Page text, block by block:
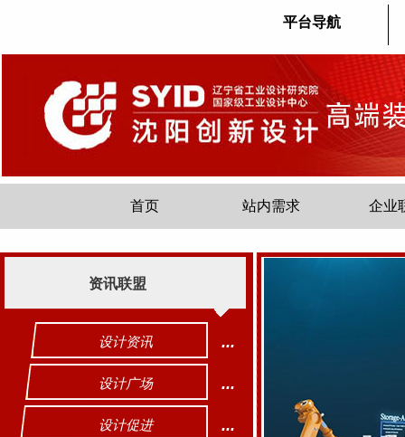
平台导航
首页 站内需求 企业
资讯联盟
设计资讯 ...
设计广场 ...
设计促进 ...